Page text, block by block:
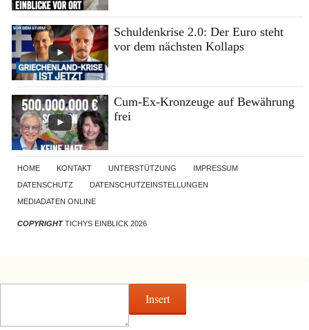
Schuldenkrise 2.0: Der Euro steht
vor dem nächsten Kollaps
Cum-Ex-Kronzeuge auf Bewährung
frei
HOME KONTAKT UNTERSTÜTZUNG
IMPRESSUM
DATENSCHUTZ
DATENSCHUTZEINSTELLUNGEN
MEDIADATEN ONLINE
COPYRIGHTTICHYS EINBLICK 2026
Insert